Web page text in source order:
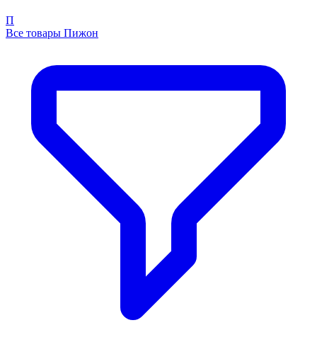
П
Все товары Пижон